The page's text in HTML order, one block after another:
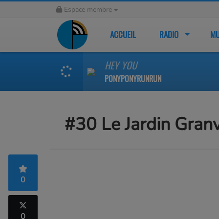
Espace membre
ACCUEIL RADIO
HEY YOU
PONYPONYRUNRUN
#30 Le Jardin
0
0